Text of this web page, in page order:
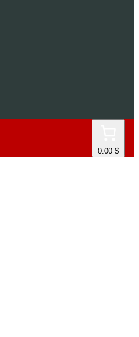
0.00 $